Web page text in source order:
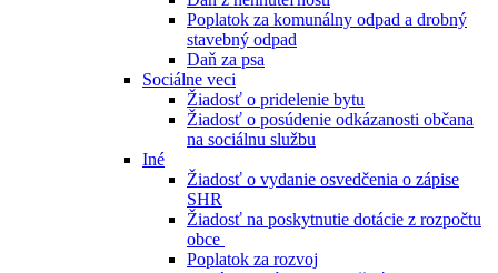
Poplatok za komunálny odpad a drobný
stavebný odpad
Daň za psa
Sociálne veci
Žiadosť o pridelenie bytu
Žiadosť o posúdenie odkázanosti občana
na sociálnu službu
Iné
Žiadosť o vydanie osvedčenia o zápise
SHR
Žiadosť na poskytnutie dotácie z rozpočtu
obce
Poplatok za rozvoj